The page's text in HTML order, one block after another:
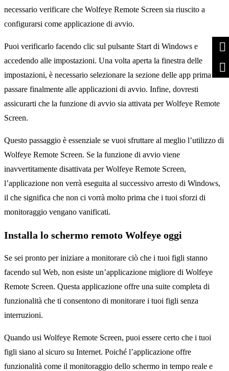
necessario verificare che Wolfeye Remote Screen sia riuscito a
configurarsi come applicazione di avvio.
Puoi verificarlo facendo clic sul pulsante Start di Windows e
accedendo alle impostazioni. Una volta aperta la finestra delle
impostazioni, è necessario selezionare la sezione delle app prima di
passare finalmente alle applicazioni di avvio. Infine, dovresti
assicurarti che la funzione di avvio sia attivata per Wolfeye Remote
Screen.
Questo passaggio è essenziale se vuoi sfruttare al meglio l’utilizzo di
Wolfeye Remote Screen. Se la funzione di avvio viene
inavvertitamente disattivata per Wolfeye Remote Screen,
l’applicazione non verrà eseguita al successivo arresto di Windows,
il che significa che non ci vorrà molto prima che i tuoi sforzi di
monitoraggio vengano vanificati.
Installa lo schermo remoto Wolfeye oggi
Se sei pronto per iniziare a monitorare ciò che i tuoi figli stanno
facendo sul Web, non esiste un’applicazione migliore di Wolfeye
Remote Screen. Questa applicazione offre una suite completa di
funzionalità che ti consentono di monitorare i tuoi figli senza
interruzioni.
Quando usi Wolfeye Remote Screen, puoi essere certo che i tuoi
figli siano al sicuro su Internet. Poiché l’applicazione offre
funzionalità come il monitoraggio dello schermo in tempo reale e